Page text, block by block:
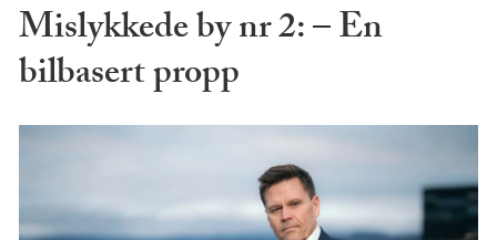
Mislykkede by nr 2: – En
bilbasert propp